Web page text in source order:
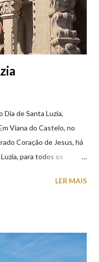
Dia de Santa Luzia,
Viana do Castelo, no
Coração de Jesus, há
para todos os
no cimo do monte
Luzia como
Santa Luzia (Luzia de
LER MAIS